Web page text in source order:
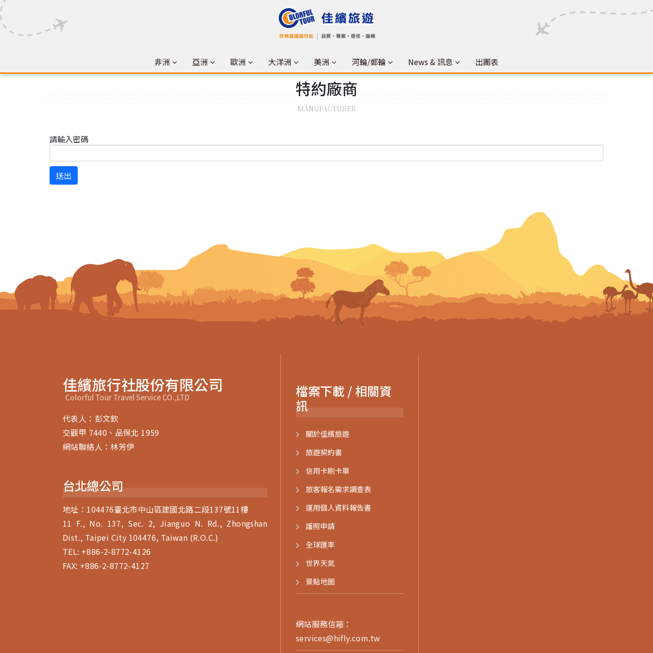
非洲 亞洲 歐洲 大洋洲 美洲 河輪/郵輪 News & 訊息 出團表
特約廠商
MANUFACTURER
請輸入密碼
送出
佳繽旅行社股份有限公司
Colorful Tour Travel Service CO.,LTD
代表人：彭文欽
交觀甲 7440、品保北 1959
網站聯絡人：林芳伊
台北總公司
地址：104476臺北市中山區建國北路二段137號11樓
11 F., No. 137, Sec. 2, Jianguo N. Rd., Zhongshan
Dist., Taipei City 104476, Taiwan (R.O.C.)
TEL: +886-2-8772-4126
FAX: +886-2-8772-4127
檔案下載 / 相關資
訊
關於佳繽旅遊
旅遊契約書
信用卡刷卡單
旅客報名需求調查表
運用個人資料報告書
護照申請
全球匯率
世界天氣
景點地圖
網站服務信箱：
services@hifly.com.tw